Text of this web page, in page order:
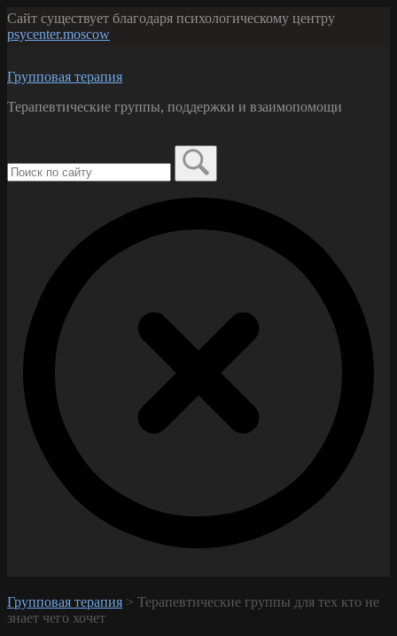
Перейти
к
содержанию
Сайт существует благодаря психологическому центру
psycenter.moscow
Групповая терапия
Терапевтические группы, поддержки и взаимопомощи
по:
Групповая терапия > Терапевтические группы для тех кто не
знает чего хочет